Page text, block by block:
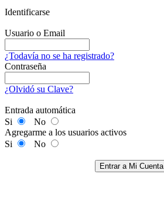
Identificarse
Usuario o Email
¿Todavía no se ha registrado?
Contraseña
¿Olvidó su Clave?
Entrada automática
Si
No
Agregarme a los usuarios activos
Si
No
Entrar a Mi Cuenta